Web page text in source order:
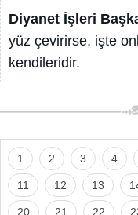
Diyanet İşleri
yüz çevirirse, işte
kendileridir.
1 2 3 4
11 12 13
20 21 22